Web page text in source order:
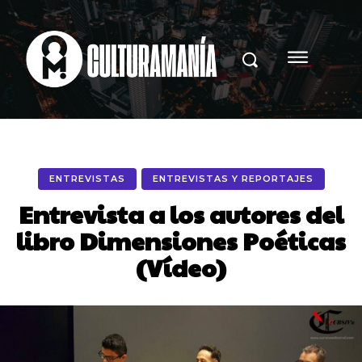
ENTREVISTAS ENTREVISTAS Y REPORTAJES
Entrevista a los autores del
libro Dimensiones Poéticas
(Vídeo)